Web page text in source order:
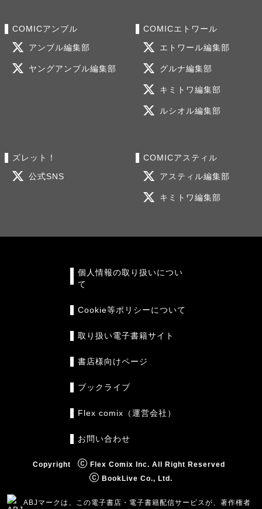
COMICアンブル
アンブル編集部
ヤングアンブル編集部
COMICエトワール
エトワール編集部
グルナ編集部
キミトワ編集部
ルシオル編集部
ズレット！
公式SNS
COMICアスティル
アスティル編集部
キミトワ編集部
個人情報の取り扱いについ
て
Cookie等ポリシーについて
取り扱い電子書籍サイト
書店様向けページ
ブックライブ
Flex comix（運営会社）
お問い合わせ
Copyright
Flex Comix Inc. All Right Reserved
BookLive Co., Ltd.
ABJマークは、この電子書店・電子書籍配信サービスが、著作権者